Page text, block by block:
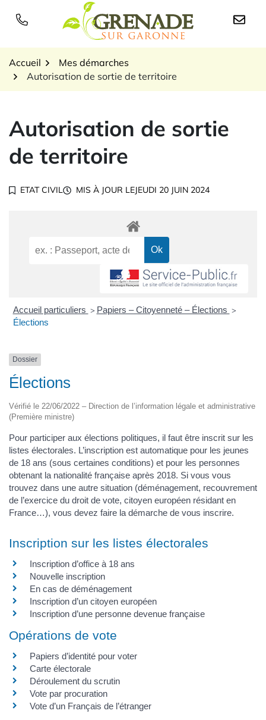
Logo Grenade sur
Accueil
Mes démarches
Autorisation de sortie de territoire
Autorisation de sortie
de territoire
ETAT CIVIL MIS À JOUR LEJEUDI 20 JUIN 2024
Accueil particuliers > Papiers – Citoyenneté – Élections >
Élections
Dossier
Élections
Vérifié le 22/06/2022 – Direction de l’information légale et administrative
(Première ministre)
Pour participer aux élections politiques, il faut être inscrit sur les
listes électorales. L’inscription est automatique pour les jeunes
de 18 ans (sous certaines conditions) et pour les personnes
obtenant la nationalité française après 2018. Si vous vous
trouvez dans une autre situation (déménagement, recouvrement
de l’exercice du droit de vote, citoyen européen résidant en
France…), vous devez faire la démarche de vous inscrire.
Inscription sur les listes électorales
Inscription d’office à 18 ans
Nouvelle inscription
En cas de déménagement
Inscription d’un citoyen européen
Inscription d’une personne devenue française
Opérations de vote
Papiers d’identité pour voter
Carte électorale
Déroulement du scrutin
Vote par procuration
Vote d’un Français de l’étranger